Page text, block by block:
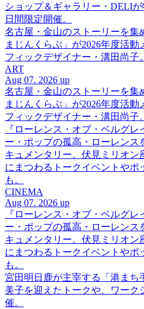
ショップ＆ギャラリー・DELI
日間限定開催。
名古屋・金山のストーリーを集
まじんくらぶ」が2026年度活
フィックデザイナー・溝田尚子。
ART
Aug 07. 2026 up
名古屋・金山のストーリーを集
まじんくらぶ」が2026年度活
フィックデザイナー・溝田尚子。
『ローレンス・オブ・ベルグ
ー・ポップの孤高・ローレンス
キュメンタリー。伏見ミリオン
にまつわるトークイベントやポ
も。
CINEMA
Aug 07. 2026 up
『ローレンス・オブ・ベルグ
ー・ポップの孤高・ローレンス
キュメンタリー。伏見ミリオン
にまつわるトークイベントやポ
も。
宮田明日鹿が主宰する「港まち
美子を迎えたトークや、ワーク
催。